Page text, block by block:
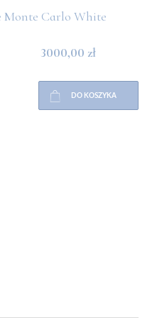
Monte Carlo White
3000,00 zł
DO KOSZYKA